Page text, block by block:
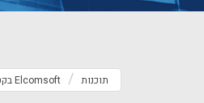
תוכנות Elcomsoft בקטגוריית כלי עזר: Elcomsoft קטגוריה כלי עזר